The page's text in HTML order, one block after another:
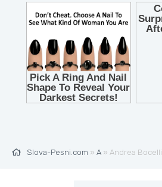
Slova-Pesni.com » A » Andrea Bocelli